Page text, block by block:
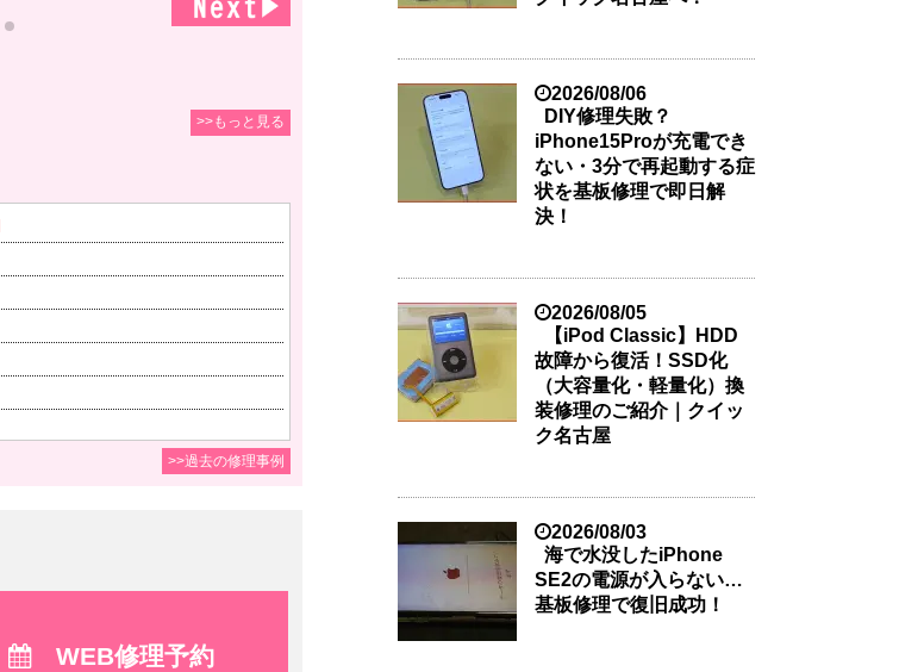
>>もっと見る
>>過去の修理事例
WEB修理予約
2026/08/06
DIY修理失敗？
iPhone15Proが充電でき
ない・3分で再起動する症
状を基板修理で即日解
決！
2026/08/05
【iPod Classic】HDD
故障から復活！SSD化
（大容量化・軽量化）換
装修理のご紹介｜クイッ
ク名古屋
2026/08/03
海で水没したiPhone
SE2の電源が入らない…
基板修理で復旧成功！